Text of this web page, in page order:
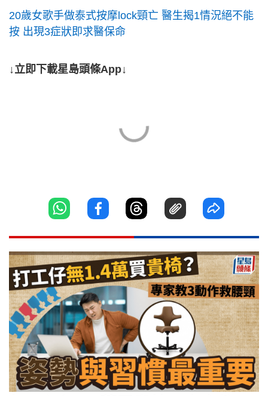
20歲女歌手做泰式按摩lock頸亡 醫生揭1情況絕不能
按 出現3症狀即求醫保命
↓立即下載星島頭條App↓